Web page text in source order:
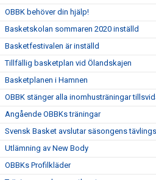
OBBK behöver din hjälp!
Basketskolan sommaren 2020 inställd
Basketfestivalen är inställd
Tillfällig basketplan vid Ölandskajen
Basketplanen i Hamnen
OBBK stänger alla inomhusträningar
Angående OBBKs träningar
Svensk Basket avslutar säsongens
Utlämning av New Body
OBBKs Profilkläder